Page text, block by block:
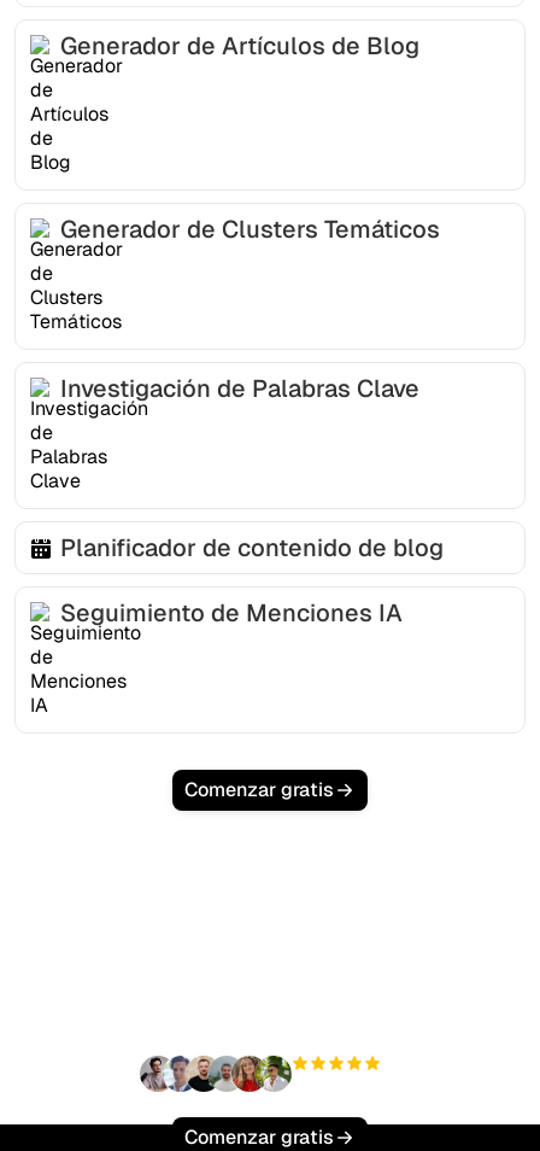
Generador de Artículos de Blog
Generador de Clusters Temáticos
Investigación de Palabras Clave
Planificador de contenido de blog
Seguimiento de Menciones IA
Comenzar gratis
Comenzar gratis